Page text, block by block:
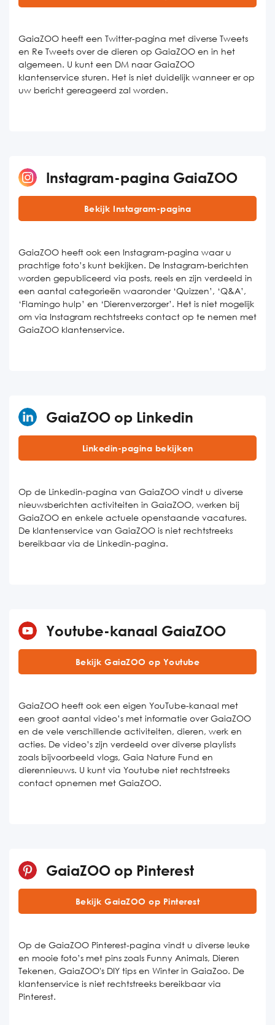
GaiaZOO heeft een Twitter-pagina met diverse Tweets
en Re Tweets over de dieren op GaiaZOO en in het
algemeen. U kunt een DM naar GaiaZOO
klantenservice sturen. Het is niet duidelijk wanneer er op
uw bericht gereageerd zal worden.
Instagram-pagina GaiaZOO
Bekijk Instagram-pagina
GaiaZOO heeft ook een Instagram-pagina waar u
prachtige foto’s kunt bekijken. De Instagram-berichten
worden gepubliceerd via posts, reels en zijn verdeeld in
een aantal categorieën waaronder ‘Quizzen’, ‘Q&A’,
‘Flamingo hulp’ en ‘Dierenverzorger’. Het is niet mogelijk
om via Instagram rechtstreeks contact op te nemen met
GaiaZOO klantenservice.
GaiaZOO op Linkedin
Linkedin-pagina bekijken
Op de Linkedin-pagina van GaiaZOO vindt u diverse
nieuwsberichten activiteiten in GaiaZOO, werken bij
GaiaZOO en enkele actuele openstaande vacatures.
De klantenservice van GaiaZOO is niet rechtstreeks
bereikbaar via de Linkedin-pagina.
Youtube-kanaal GaiaZOO
Bekijk GaiaZOO op Youtube
GaiaZOO heeft ook een eigen YouTube-kanaal met
een groot aantal video’s met informatie over GaiaZOO
en de vele verschillende activiteiten, dieren, werk en
acties. De video’s zijn verdeeld over diverse playlists
zoals bijvoorbeeld vlogs, Gaia Nature Fund en
dierennieuws. U kunt via Youtube niet rechtstreeks
contact opnemen met GaiaZOO.
GaiaZOO op Pinterest
Bekijk GaiaZOO op Pinterest
Op de GaiaZOO Pinterest-pagina vindt u diverse leuke
en mooie foto’s met pins zoals Funny Animals, Dieren
Tekenen, GaiaZOO's DIY tips en Winter in GaiaZoo. De
klantenservice is niet rechtstreeks bereikbaar via
Pinterest.